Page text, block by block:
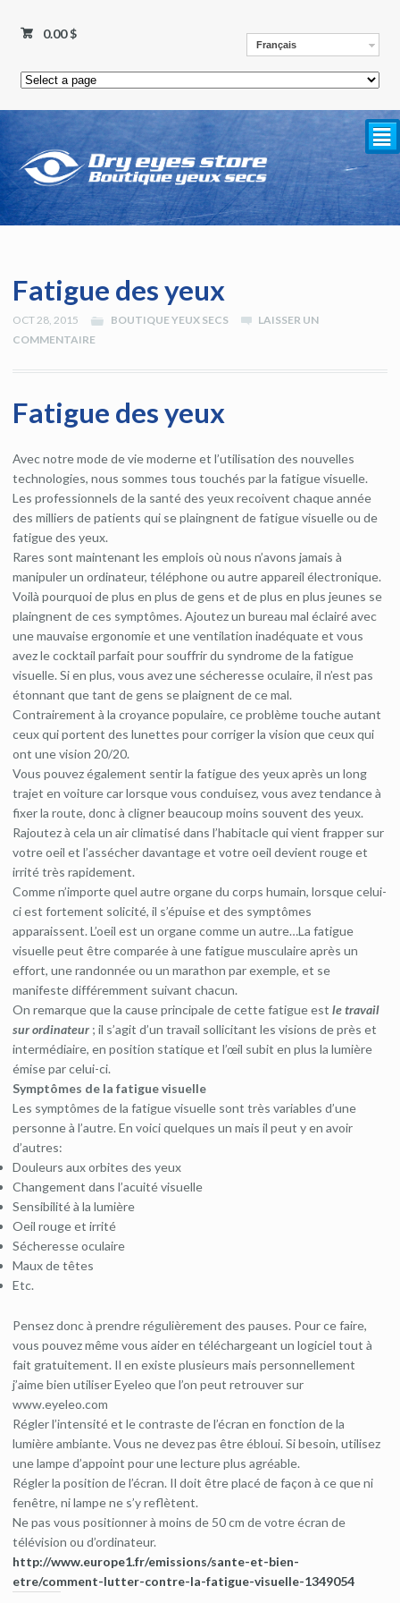
Français
0.00 $
²
Fatigue des yeux
OCT 28, 2015 BOUTIQUE YEUX SECS
LAISSER UN
COMMENTAIRE
Fatigue des yeux
Avec notre mode de vie moderne et l’utilisation des nouvelles
technologies, nous sommes tous touchés par la fatigue visuelle.
Les professionnels de la santé des yeux recoivent chaque année
des milliers de patients qui se plaingnent de fatigue visuelle ou de
fatigue des yeux.
Rares sont maintenant les emplois où nous n’avons jamais à
manipuler un ordinateur, téléphone ou autre appareil électronique.
Voilà pourquoi de plus en plus de gens et de plus en plus jeunes se
plaingnent de ces symptômes. Ajoutez un bureau mal éclairé avec
une mauvaise ergonomie et une ventilation inadéquate et vous
avez le cocktail parfait pour souffrir du syndrome de la fatigue
visuelle. Si en plus, vous avez une sécheresse oculaire, il n’est pas
étonnant que tant de gens se plaignent de ce mal.
Contrairement à la croyance populaire, ce problème touche autant
ceux qui portent des lunettes pour corriger la vision que ceux qui
ont une vision 20/20.
Vous pouvez également sentir la fatigue des yeux après un long
trajet en voiture car lorsque vous conduisez, vous avez tendance à
fixer la route, donc à cligner beaucoup moins souvent des yeux.
Rajoutez à cela un air climatisé dans l’habitacle qui vient frapper sur
votre oeil et l’assécher davantage et votre oeil devient rouge et
irrité très rapidement.
Comme n’importe quel autre organe du corps humain, lorsque celui-
ci est fortement solicité, il s’épuise et des symptômes
apparaissent. L’oeil est un organe comme un autre…La fatigue
visuelle peut être comparée à une fatigue musculaire après un
effort, une randonnée ou un marathon par exemple, et se
manifeste différemment suivant chacun.
On remarque que la cause principale de cette fatigue est le travail
sur ordinateur; il s’agit d’un travail sollicitant les visions de près et
intermédiaire, en position statique et l’œil subit en plus la lumière
émise par celui-ci.
Symptômes de la fatigue visuelle
Les symptômes de la fatigue visuelle sont très variables d’une
personne à l’autre. En voici quelques un mais il peut y en avoir
d’autres:
Douleurs aux orbites des yeux
Changement dans l’acuité visuelle
Sensibilité à la lumière
Oeil rouge et irrité
Sécheresse oculaire
Maux de têtes
Etc.
Pensez donc à prendre régulièrement des pauses. Pour ce faire,
vous pouvez même vous aider en téléchargeant un logiciel tout à
fait gratuitement. Il en existe plusieurs mais personnellement
j’aime bien utiliser Eyeleo que l’on peut retrouver sur
www.eyeleo.com
Régler l’intensité et le contraste de l’écran en fonction de la
lumière ambiante. Vous ne devez pas être ébloui. Si besoin, utilisez
une lampe d’appoint pour une lecture plus agréable.
Régler la position de l’écran. Il doit être placé de façon à ce que ni
fenêtre, ni lampe ne s’y reflètent.
Ne pas vous positionner à moins de 50 cm de votre écran de
télévision ou d’ordinateur.
http://www.europe1.fr/emissions/sante-et-bien-
etre/comment-lutter-contre-la-fatigue-visuelle-1349054